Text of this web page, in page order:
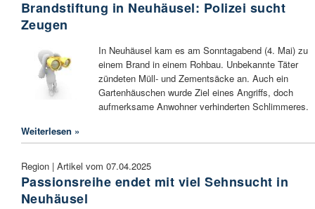
Brandstiftung in Neuhäusel: Polizei sucht
Zeugen
In Neuhäusel kam es am Sonntagabend (4. Mai) zu
einem Brand in einem Rohbau. Unbekannte Täter
zündeten Müll- und Zementsäcke an. Auch ein
Gartenhäuschen wurde Ziel eines Angriffs, doch
aufmerksame Anwohner verhinderten Schlimmeres.
Weiterlesen »
Region | Artikel vom 07.04.2025
Passionsreihe endet mit viel Sehnsucht in
Neuhäusel